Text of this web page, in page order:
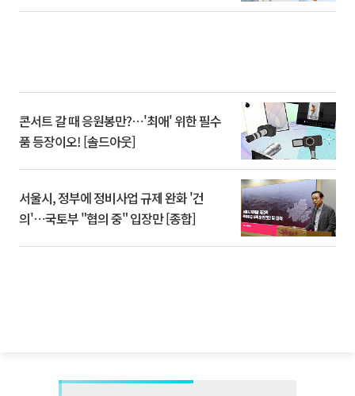
콘서트 갈 때 응원봉만?⋯'최애' 위한 필수
품 등장이오! [솔드아웃]
서울시, 정부에 정비사업 규제 완화 '건
의'⋯국토부 "협의 중" 입장만 [종합]